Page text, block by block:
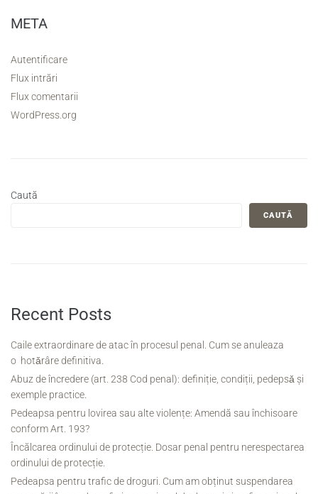
META
Autentificare
Flux intrări
Flux comentarii
WordPress.org
Caută
CAUTĂ
Recent Posts
Caile extraordinare de atac în procesul penal. Cum se anuleaza
o hotǎrâre definitiva.
Abuz de încredere (art. 238 Cod penal): definiție, condiții, pedepsǎ și
exemple practice.
Pedeapsa pentru lovirea sau alte violențe: Amendă sau închisoare
conform Art. 193?
Încălcarea ordinului de protecție. Dosar penal pentru nerespectarea
ordinului de protecție.
Pedeapsa pentru trafic de droguri. Cum am obținut suspendarea